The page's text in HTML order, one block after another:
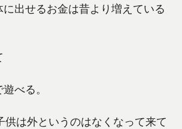
出せるお金は昔より増えている
べる。
供は外というのはなくなって来て